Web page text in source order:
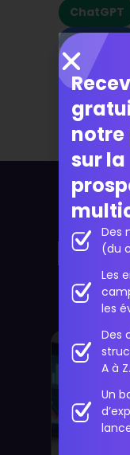
ChatGPT
Google AI
LinkedIn
notre
sur la
Des
(du
Les
les
Des
A à Z.
Un